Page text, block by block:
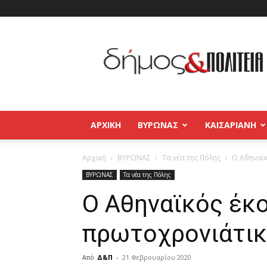
και
Πολιτεία
Βύρωνας
–
Παγκράτι
ΑΡΧΙΚΉ ΒΥΡΩΝΑΣ ΚΑΙΣΑΡΙΑΝΗ
Αρχική ΒΥΡΩΝΑΣ Τα νέα της Πόλης Ο
ΒΥΡΩΝΑΣ Τα νέα της Πόλης
Ο Αθηναϊκός
Από Δ&Π - 21 Φεβρουαρίου 2020